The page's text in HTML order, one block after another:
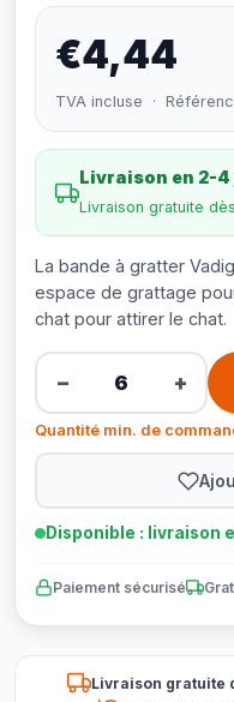
€4,44
TVA incluse ·
Livraison en 2-
Livraison gratuite
La bande à gratter
espace de grattage
chat pour attirer le chat.
− +
Quantité min. de
Disponible : livraison
Paiement sécurisé
Livraison gratuite